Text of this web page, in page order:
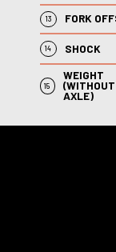
13 FORK
14 SHOCK
15
WEIGHT
AXLE)